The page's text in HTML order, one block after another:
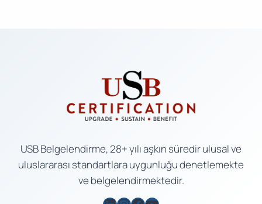
USB Belgelendirme, 28+ yılı aşkın süredir ulusal ve
uluslararası standartlara uygunluğu denetlemekte
ve belgelendirmektedir.